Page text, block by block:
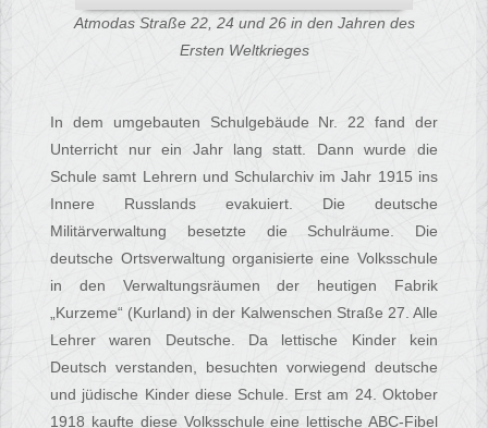
Atmodas Straße 22, 24 und 26 in den Jahren des
Ersten Weltkrieges
In dem umgebauten Schulgebäude Nr. 22 fand der
Unterricht nur ein Jahr lang statt. Dann wurde die
Schule samt Lehrern und Schularchiv im Jahr 1915 ins
Innere Russlands evakuiert. Die deutsche
Militärverwaltung besetzte die Schulräume. Die
deutsche Ortsverwaltung organisierte eine Volksschule
in den Verwaltungsräumen der heutigen Fabrik
„Kurzeme“ (Kurland) in der Kalwenschen Straße 27. Alle
Lehrer waren Deutsche. Da lettische Kinder kein
Deutsch verstanden, besuchten vorwiegend deutsche
und jüdische Kinder diese Schule. Erst am 24. Oktober
1918 kaufte diese Volksschule eine lettische ABC-Fibel